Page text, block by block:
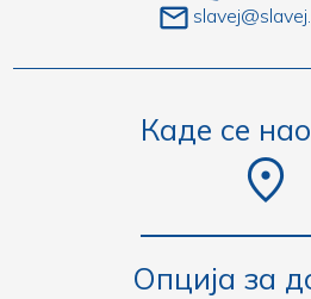
Каде се
Опција за